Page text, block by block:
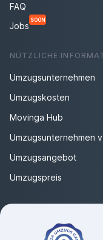
FAQ
Jobs
SOON
NÜTZLICHE
Umzugsunternehmen
Umzugskosten
Movinga Hub
Umzugsunternehmen
Umzugsangebot
Umzugspreis